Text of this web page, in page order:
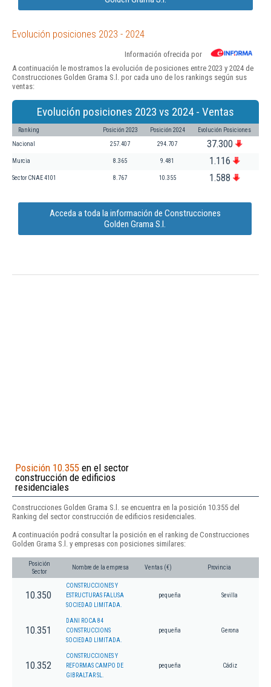
Evolución posiciones 2023 - 2024
Información ofrecida por
A continuación le mostramos la evolución de posiciones entre 2023 y 2024 de
Construcciones Golden Grama S.l. por cada uno de los rankings según sus
ventas:
Evolución posiciones 2023 vs 2024 - Ventas
Ranking Posición 2023 Posición 2024 Evolución Posiciones
Nacional 257.407 294.707 37.300
Murcia 8.365 9.481 1.116
Sector CNAE 4101 8.767 10.355 1.588
Acceda a toda la información de Construcciones
Golden Grama S.l.
Posición 10.355 en el sector
construcción de edificios
residenciales
Construcciones Golden Grama S.l. se encuentra en la posición 10.355 del
Ranking del sector construcción de edificios residenciales.
A continuación podrá consultar la posición en el ranking de Construcciones
Golden Grama S.l. y empresas con posiciones similares:
Posición
Sector
Nombre de la empresa Ventas (€) Provincia
10.350
CONSTRUCCIONES Y
ESTRUCTURAS FALUSA
SOCIEDAD LIMITADA.
pequeña Sevilla
10.351
DANI ROCA 84
CONSTRUCCIONS
SOCIEDAD LIMITADA.
pequeña Gerona
10.352
CONSTRUCCIONES Y
REFORMAS CAMPO DE
GIBRALTAR SL.
pequeña Cádiz